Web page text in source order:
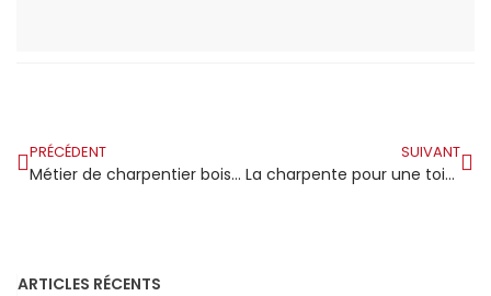
PRÉCÉDENT
Métier de charpentier bois en éco-construction
SUIVANT
La charpente pour une toiture de type Mansart
ARTICLES RÉCENTS